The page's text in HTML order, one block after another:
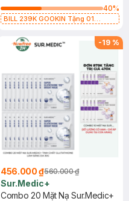
Mask
40%
BILL 239K GOOKIN Tặng 01
Hồi, Săn Chắc 30ml (SL có hạn)
-19 %
456.000 ₫560.000 ₫
Sur.Medic+
Combo 20 Mặt Nạ Sur.Medic+